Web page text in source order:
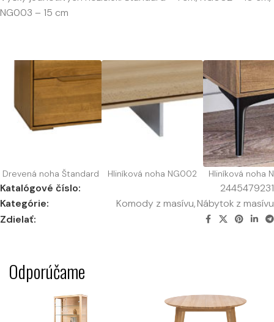
NG003 – 15 cm
Drevená noha Štandard Hliníková noha NG002 Hliníková noha
Katalógové číslo:
2445479231
Kategórie:
Komody z masívu,Nábytok z masívu
Zdielať:
Odporúčame